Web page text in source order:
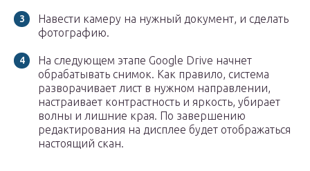
Навести камеру на нужный документ, и сделать
фотографию.
На следующем этапе Google Drive начнет
обрабатывать снимок. Как правило, система
разворачивает лист в нужном направлении,
настраивает контрастность и яркость, убирает
волны и лишние края. По завершению
редактирования на дисплее будет отображаться
настоящий скан.